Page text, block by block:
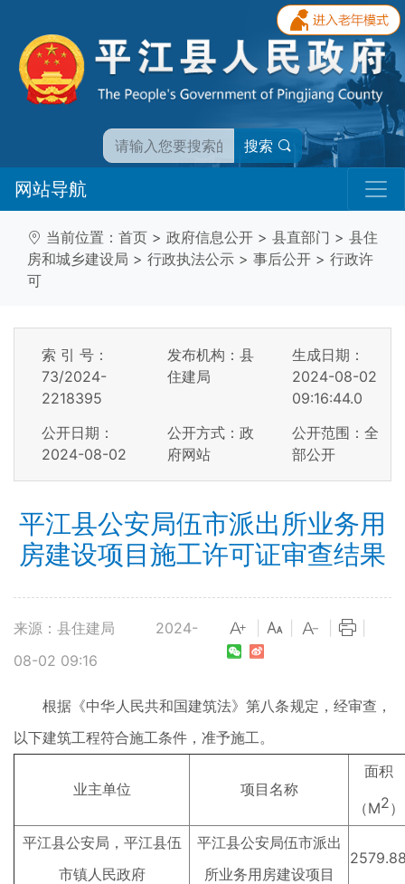
搜索
网站导航
当前位置： 首页 > 政府信息公开 > 县直部门 > 县住
房和城乡建设局 > 行政执法公示 > 事后公开 > 行政许
可
索 引 号：
73/2024-
2218395
发布机构：县
住建局
生成日期：
2024-08-02
09:16:44.0
公开日期：
2024-08-02
公开方式：政
府网站
公开范围：全
部公开
平江县公安局伍市派出所业务用
房建设项目施工许可证审查结果
来源：县住建局
2024-
08-02 09:16
根据《中华人民共和国建筑法》第八条规定，经审查，
以下建筑工程符合施工条件，准予施工。
业主单位 项目名称
面积
（M2）
平江县公安局，平江县伍
市镇人民政府
平江县公安局伍市派出
所业务用房建设项目